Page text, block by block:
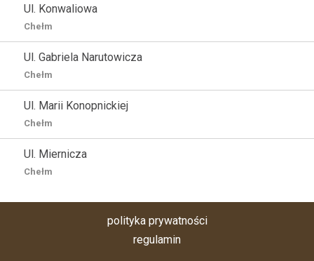
Ul. Konwaliowa
Chełm
Ul. Gabriela Narutowicza
Chełm
Ul. Marii Konopnickiej
Chełm
Ul. Miernicza
Chełm
polityka prywatności
regulamin